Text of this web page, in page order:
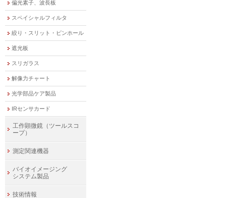
偏光素子、波長板
スペイシャルフィルタ
絞り・スリット・ピンホール
遮光板
スリガラス
解像力チャート
光学部品ケア製品
IRセンサカード
工作顕微鏡（ツールスコ
ープ）
測定関連機器
バイオイメージング
システム製品
技術情報